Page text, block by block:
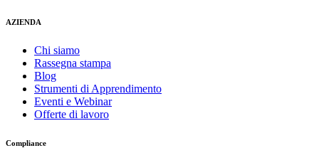
AZIENDA
Chi siamo
Rassegna stampa
Blog
Strumenti di Apprendimento
Eventi e Webinar
Offerte di lavoro
Compliance